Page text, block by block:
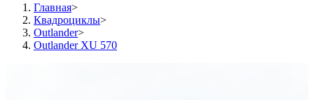
Главная>
Квадроциклы>
Outlander>
Outlander XU 570